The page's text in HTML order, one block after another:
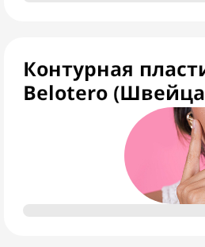
Контурная
Belotero